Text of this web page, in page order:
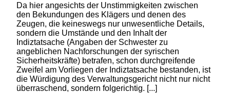
Da hier angesichts der Unstimmigkeiten zwischen
den Bekundungen des Klägers und denen des
Zeugen, die keineswegs nur unwesentliche Details,
sondern die Umstände und den Inhalt der
Indiztatsache (Angaben der Schwester zu
angeblichen Nachforschungen der syrischen
Sicherheitskräfte) betrafen, schon durchgreifende
Zweifel am Vorliegen der Indiztatsache bestanden, ist
die Würdigung des Verwaltungsgericht nicht nur nicht
überraschend, sondern folgerichtig. [...]